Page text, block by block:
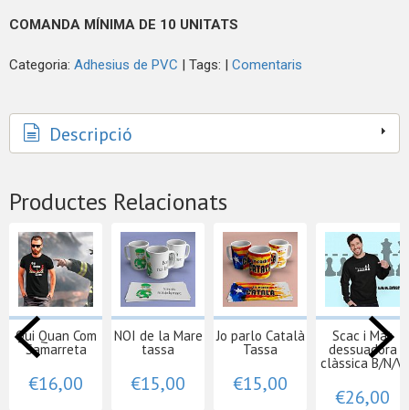
COMANDA MÍNIMA DE 10 UNITATS
Categoria: Adhesius de PVC | Tags: | Comentaris
Descripció
Productes Relacionats
Qui Quan Com
Samarreta
€16,00
NOI de la Mare
tassa
€15,00
Jo parlo Català
Tassa
€15,00
Scac i Mat
dessuadora
clàssica B/N/V
€26,00